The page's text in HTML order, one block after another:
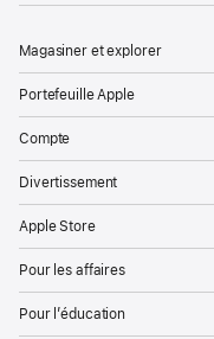
Magasiner et explorer
Portefeuille Apple
Compte
Divertissement
Apple Store
Pour les affaires
Pour l’éducation